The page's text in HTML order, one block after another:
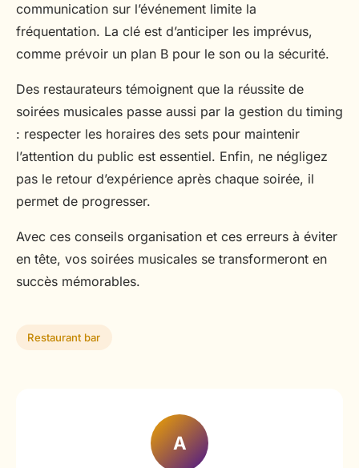
communication sur l’événement limite la
fréquentation. La clé est d’anticiper les imprévus,
comme prévoir un plan B pour le son ou la sécurité.
Des restaurateurs témoignent que la réussite de
soirées musicales passe aussi par la gestion du timing
: respecter les horaires des sets pour maintenir
l’attention du public est essentiel. Enfin, ne négligez
pas le retour d’expérience après chaque soirée, il
permet de progresser.
Avec ces conseils organisation et ces erreurs à éviter
en tête, vos soirées musicales se transformeront en
succès mémorables.
Restaurant bar
A